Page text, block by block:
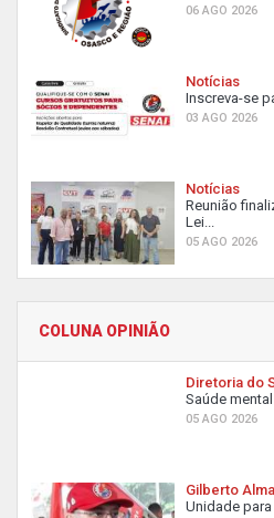
06 AGO 2026
Notícias
Inscreva-se
03 AGO 2026
Notícias
Reunião
Lei...
05 AGO 2026
COLUNA OPINIÃO
Diretoria do
Saúde
05 AGO 2026
Gilberto
Unidade